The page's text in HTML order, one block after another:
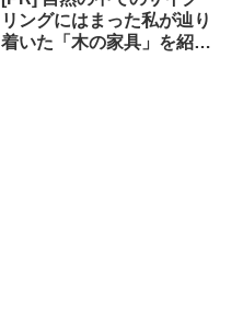
リングにはまった私が辿り
着いた「木の家具」を紹介